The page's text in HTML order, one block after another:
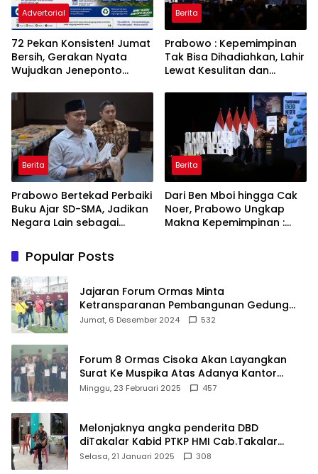
Advertorial
72 Pekan Konsisten! Jumat
Bersih, Gerakan Nyata
Wujudkan Jeneponto
ASRI
Berita
Prabowo : Kepemimpinan
Tak Bisa Dihadiahkan, Lahir
Lewat Kesulitan dan
Berita
Prabowo Bertekad Perbaiki
Buku Ajar SD-SMA, Jadikan
Negara Lain sebagai
Berita
Dari Ben Mboi hingga Cak
Noer, Prabowo Ungkap
Makna Kepemimpinan :
Popular Posts
Jajaran Forum Ormas Minta
Ketransparanan Pembangunan Gedung
Damkar Di Kecamatan Cisoka
Jumat, 6 Desember 2024 532
Forum 8 Ormas Cisoka Akan Layangkan
Surat Ke Muspika Atas Adanya Kantor
Matel di Cisoka
Minggu, 23 Februari 2025 457
Melonjaknya angka penderita DBD
diTakalar Kabid PTKP HMI Cab.Takalar
angkat bicara
Selasa, 21 Januari 2025 308